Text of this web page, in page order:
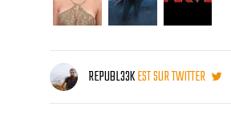
REPUBL33KEST SUR TWITTER